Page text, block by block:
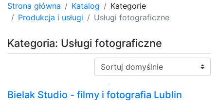
Strona główna Katalog
Kategorie
Produkcja i usługi
Usługi fotograficzne
Kategoria: Usługi fotograficzne
Sortuj:
Bielak Studio - filmy i fotografia Lublin